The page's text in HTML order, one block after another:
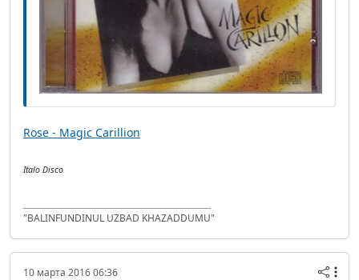
Rose - Magic Carillion
Italo Disco
"BALINFUNDINUL UZBAD KHAZADDUMU"
10 марта 2016 06:36